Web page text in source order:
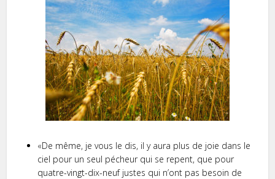
«De même, je vous le dis, il y aura plus de joie dans le
ciel pour un seul pécheur qui se repent, que pour
quatre-vingt-dix-neuf justes qui n’ont pas besoin de